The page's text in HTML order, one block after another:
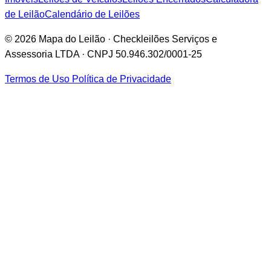
de LeilãoCalendário de Leilões
© 2026 Mapa do Leilão · Checkleilões Serviços e
Assessoria LTDA · CNPJ 50.946.302/0001-25
Termos de Uso Política de Privacidade